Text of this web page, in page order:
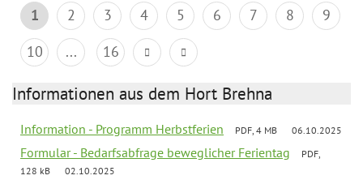
1 2 3 4 5 6 7 8
9
10
... 16
Informationen aus dem Hort Brehna
Information - Programm Herbstferien PDF, 4 MB 06.10.2025
Formular - Bedarfsabfrage beweglicher Ferientag
PDF,
128 kB
02.10.2025